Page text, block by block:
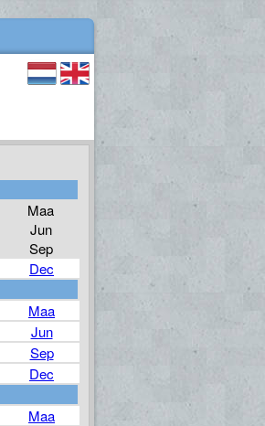
Maa
Jun
Sep
Dec
Maa
Jun
Sep
Dec
Maa